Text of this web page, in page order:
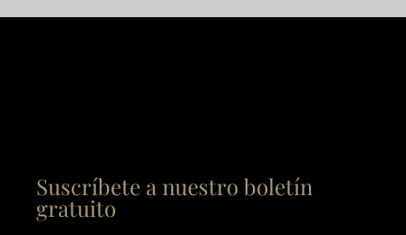
Suscríbete a nuestro boletín
gratuito